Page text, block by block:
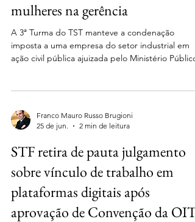
mulheres na gerência
A 3ª Turma do TST manteve a condenação
imposta a uma empresa do setor industrial em
ação civil pública ajuizada pelo Ministério Público
recurso da empresa e preservou integralmente a
decisão das instâncias ordinárias. O caso teve
de gerência e subgerência da unidade
empresarial eram ocupados
Franco Mauro Russo Brugioni
25 de jun.
2 min de leitura
STF retira de pauta julgamento
sobre vínculo de trabalho em
plataformas digitais após
aprovação de Convenção da OIT